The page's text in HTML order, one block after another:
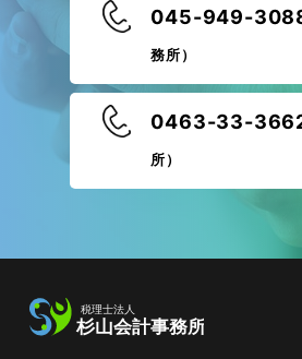
045-949-
務所）
0463-33-
所）